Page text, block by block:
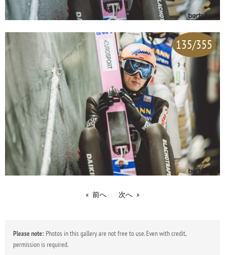
135/355
前へ 次へ
Please note: Photos in this gallery are not free to use. Even with credit,
permission is required.